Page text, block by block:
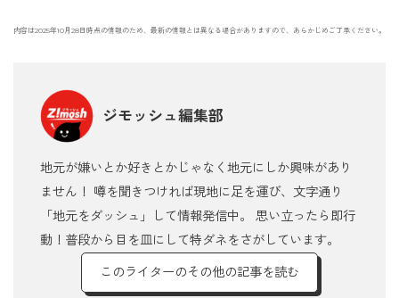
内容は2025年10月28日時点の情報のため、最新の情報とは異なる場合がありますので、あらかじめご了承ください。
ジモッシュ編集部
地元が嫌いとか好きとかじゃなく地元にしか興味があり
ません！ 噂を聞きつければ現地に足を運び、文字通り
「地元をダッシュ」して情報発信中。 思い立ったら即行
動！普段から目を皿にして特ダネをさがしています。
このライターのその他の記事を読む